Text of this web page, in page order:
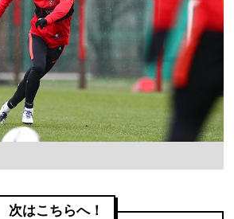
次はこちらへ！